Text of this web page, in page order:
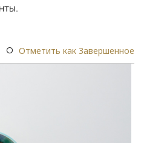
Отметить как Завершенное